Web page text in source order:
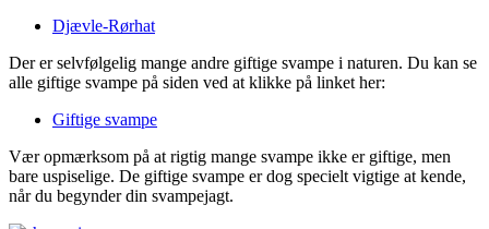
Djævle-Rørhat
Der er selvfølgelig mange andre giftige svampe i naturen. Du kan se
alle giftige svampe på siden ved at klikke på linket her:
Giftige svampe
Vær opmærksom på at rigtig mange svampe ikke er giftige, men
bare uspiselige. De giftige svampe er dog specielt vigtige at kende,
når du begynder din svampejagt.